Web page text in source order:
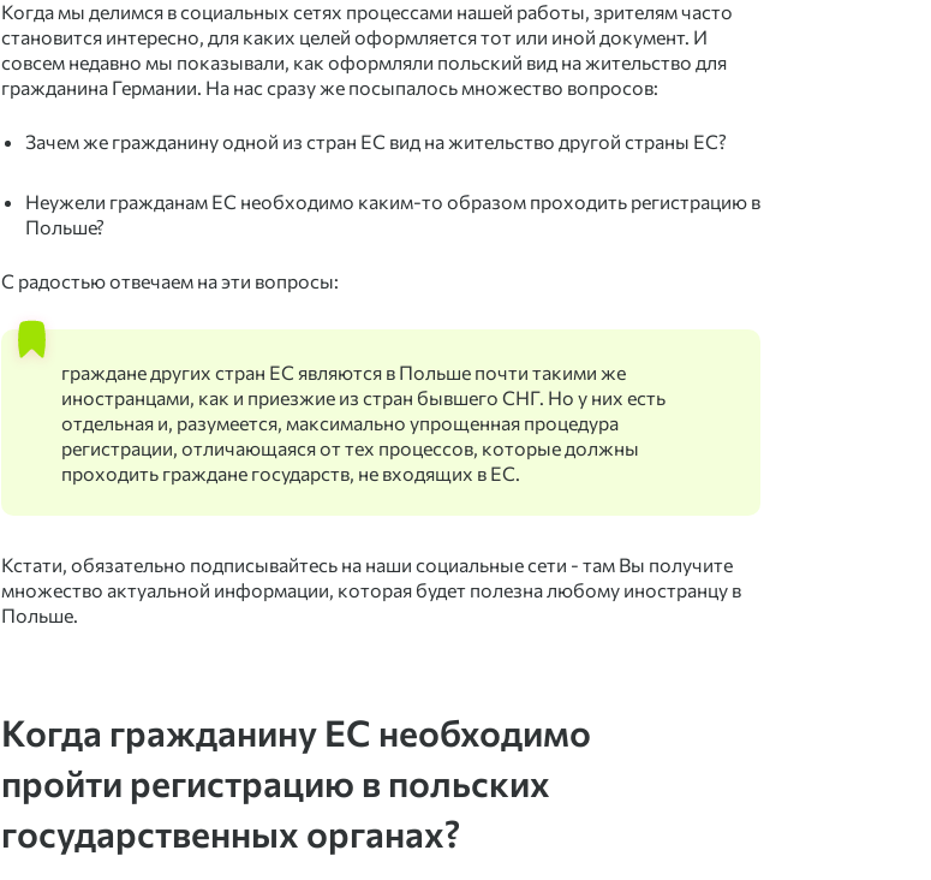
Когда мы делимся в социальных сетях процессами нашей работы, зрителям часто
становится интересно, для каких целей оформляется тот или иной документ. И
совсем недавно мы показывали, как оформляли польский вид на жительство для
гражданина Германии. На нас сразу же посыпалось множество вопросов:
Зачем же гражданину одной из стран ЕС вид на жительство другой страны ЕС?
Неужели гражданам ЕС необходимо каким-то образом проходить регистрацию в
Польше?
С радостью отвечаем на эти вопросы:
граждане других стран ЕС являются в Польше почти такими же
иностранцами, как и приезжие из стран бывшего СНГ. Но у них есть
отдельная и, разумеется, максимально упрощенная процедура
регистрации, отличающаяся от тех процессов, которые должны
проходить граждане государств, не входящих в ЕС.
Кстати, обязательно подписывайтесь на наши социальные сети - там Вы получите
множество актуальной информации, которая будет полезна любому иностранцу в
Польше.
Когда гражданину ЕС необходимо
пройти регистрацию в польских
государственных органах?